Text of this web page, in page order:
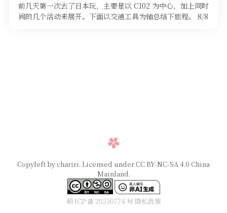
前几天第一次去了日本玩，主要是以 C102 为中心，加上同时
间的几个活动来展开。下面以交通工具为轴总结下旅程。 8/8
Copyleft by chariri. Licensed under CC BY-NC-SA 4.0 China
Mainland.
萌 ICP 备 20230774 号 隐私政策